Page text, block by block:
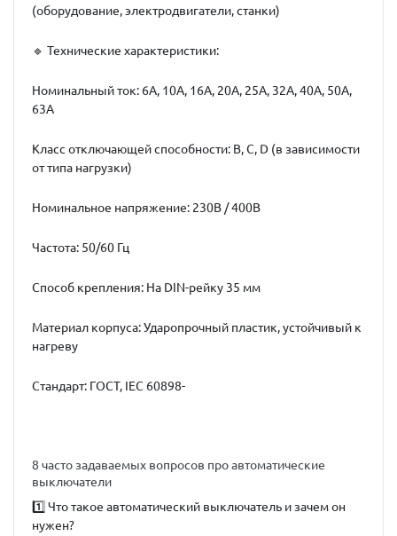
(оборудование, электродвигатели, станки)
🔹 Технические характеристики:
Номинальный ток: 6А, 10А, 16А, 20А, 25А, 32А, 40А, 50А,
63А
Класс отключающей способности: B, C, D (в зависимости
от типа нагрузки)
Номинальное напряжение: 230В / 400В
Частота: 50/60 Гц
Способ крепления: На DIN-рейку 35 мм
Материал корпуса: Ударопрочный пластик, устойчивый к
нагреву
Стандарт: ГОСТ, IEC 60898-
8 часто задаваемых вопросов про автоматические
выключатели
1️⃣ Что такое автоматический выключатель и зачем он
нужен?